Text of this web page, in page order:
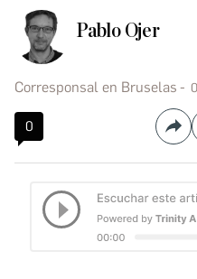
Pablo Ojer
Corresponsal en Bruselas
0